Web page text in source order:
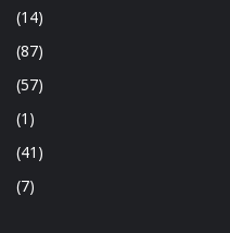
(14)
(87)
(57)
(1)
(41)
(7)